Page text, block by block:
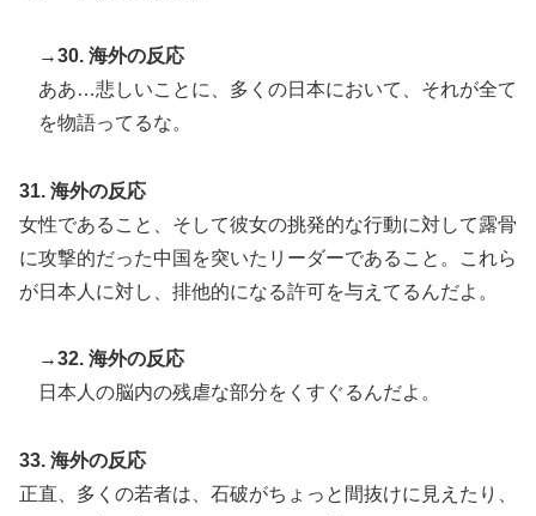
→30. 海外の反応
ああ…悲しいことに、多くの日本において、それが全て
を物語ってるな。
31. 海外の反応
女性であること、そして彼女の挑発的な行動に対して露骨
に攻撃的だった中国を突いたリーダーであること。これら
が日本人に対し、排他的になる許可を与えてるんだよ。
→32. 海外の反応
日本人の脳内の残虐な部分をくすぐるんだよ。
33. 海外の反応
正直、多くの若者は、石破がちょっと間抜けに見えたり、